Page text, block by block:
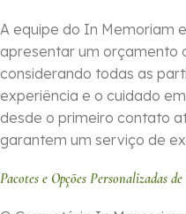
A equipe do In Memoriam
apresentar um orçamento
considerando todas as
experiência e o cuidado
desde o primeiro contato
garantem um serviço de
Pacotes e Opções Personalizadas